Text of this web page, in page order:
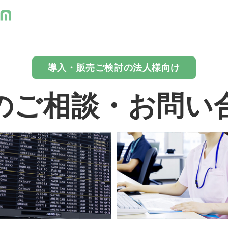
導入・販売ご検討の法人様向け
ご相談・お問い